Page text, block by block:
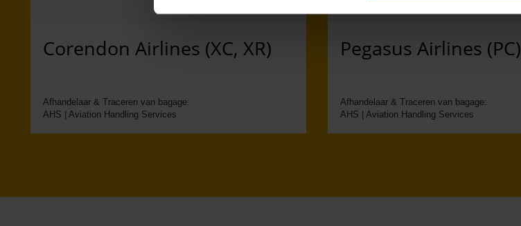
Corendon Airlines (XC, XR)
Afhandelaar & Traceren van bagage:
AHS | Aviation Handling Services
Pegasus Airlines (PC)
Afhandelaar & Traceren van bagage:
AHS | Aviation Handling Services